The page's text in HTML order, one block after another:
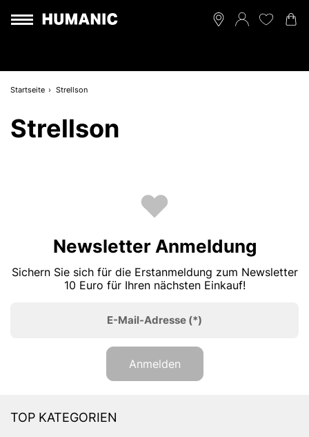
Startseite Strellson
Strellson
Newsletter Anmeldung
Sichern Sie sich für die Erstanmeldung zum Newsletter
10 Euro für Ihren nächsten Einkauf!
E-Mail-Adresse (*)
Anmelden
TOP KATEGORIEN